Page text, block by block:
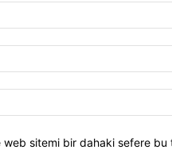
web sitemi bir dahaki sefere bu